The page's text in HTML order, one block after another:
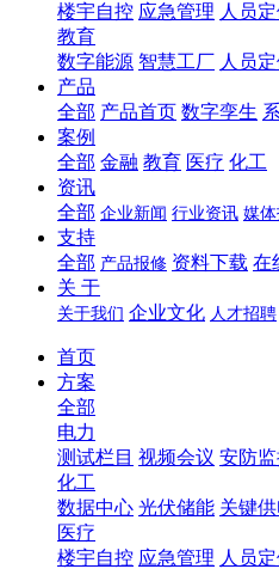
楼宇自控 应急管理 人员
教育
数字能源 智慧工厂 人员
产品
全部 产品首页 数字孪生
案例
全部 金融 教育 医疗 化工
资讯
全部 企业新闻 行业资讯 媒
支持
全部 产品报修 资料下载 在
关 于
关于我们 企业文化 人才招聘
首页
方案
全部
电力
测试栏目 视频会议 安防
化工
数据中心 光伏储能 关键
医疗
楼宇自控 应急管理 人员